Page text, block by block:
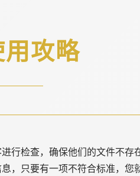
攻略
行检查，确保他们的文件不
，只要有一项不符合标准，